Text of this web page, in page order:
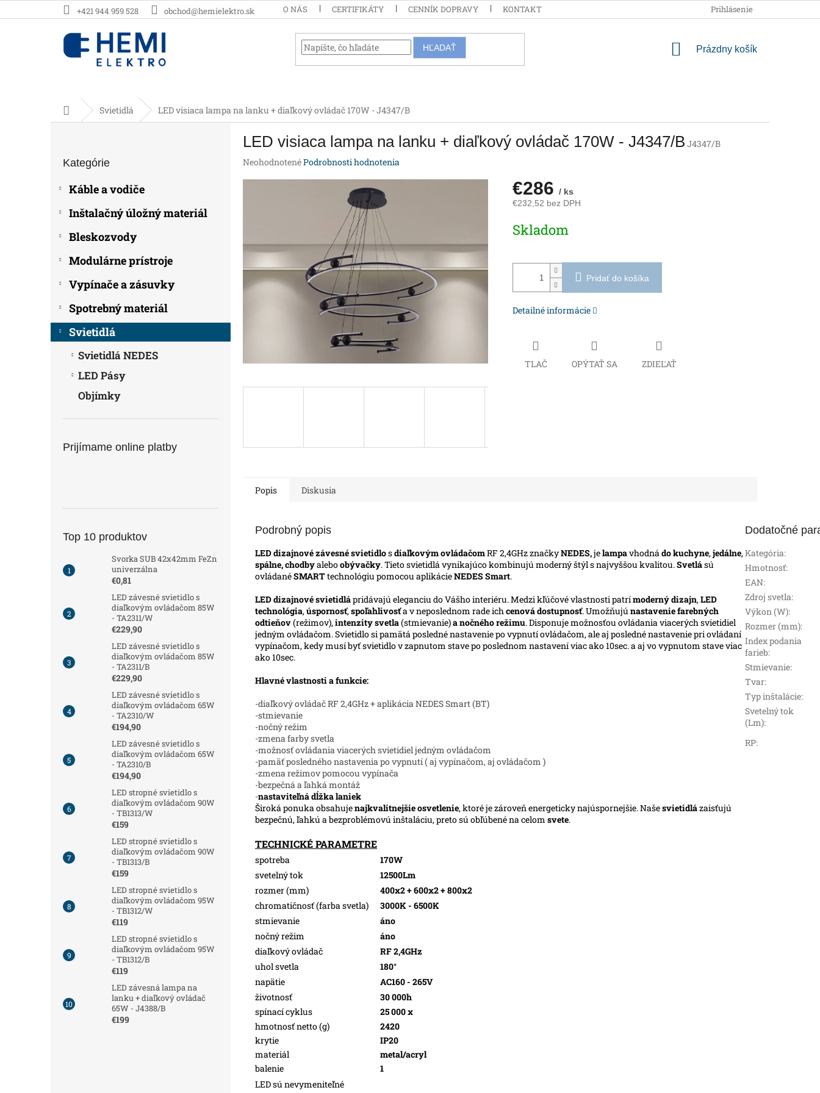
na
+421 944 959 528 obchod@hemielektro.sk O NÁS CERTIFIKÁTY CENNÍK DOPRAVY KONTAKT PODMIENKY OCHRANY
Prihlásenie
HĽADAŤ
NÁKUPNÝ
Prázdny košík
DomovSvietidlá LED visiaca lampa na lanku + diaľkový ovládač 170W - J4347/B
kategórie
Kategórie
Káble a vodiče
Inštalačný úložný materiál
Bleskozvody
Modulárne prístroje
Vypínače a zásuvky
Spotrebný materiál
Svietidlá
Svietidlá NEDES
LED Pásy
Objímky
Prijímame online platby
Top 10 produktov
Svorka SUB 42x42mm FeZn
univerzálna
€0,81
LED závesné svietidlo s
diaľkovým ovládačom 85W
- TA2311/W
€229,90
LED závesné svietidlo s
diaľkovým ovládačom 85W
- TA2311/B
€229,90
LED závesné svietidlo s
diaľkovým ovládačom 65W
- TA2310/W
€194,90
LED závesné svietidlo s
diaľkovým ovládačom 65W
- TA2310/B
€194,90
LED stropné svietidlo s
diaľkovým ovládačom 90W
- TB1313/W
€159
LED stropné svietidlo s
diaľkovým ovládačom 90W
- TB1313/B
€159
LED stropné svietidlo s
diaľkovým ovládačom 95W
- TB1312/W
€119
LED stropné svietidlo s
diaľkovým ovládačom 95W
- TB1312/B
€119
LED závesná lampa na
lanku + diaľkový ovládač
65W - J4388/B
€199
LED visiaca lampa na lanku + diaľkový ovládač 170W - J4347/B J4347/B
Priemerné
hviezdičiek.
NeohodnotenéPodrobnosti hodnotenia
€286 / ks
€232,52 bez DPH
cena:
Skladom
Pridať do košíka
Detailné informácie
TLAČ OPÝTAŤ SA ZDIEĽAŤ
Popis Diskusia
Podrobný popis
LED dizajnové závesné svietidlosdiaľkovým ovládačomRF 2,4GHz značkyNEDES,jelampavhodná do kuchyne, jedálne,
spálne, chodbyaleboobývačky. Tieto svietidlá vynikajúco kombinujú moderný štýl s najvyššou kvalitou.Svetlású
ovládanéSMARTtechnológiu pomocou aplikácieNEDES Smart.
LEDdizajnové svietidlápridávajú eleganciu do Vášho interiéru. Medzi kľúčové vlastnosti patrímoderný dizajn, LED
technológia, úspornosť, spoľahlivosťa v neposlednom rade ich cenová dostupnosť. Umožňujú nastavenie farebných
odtieňov(režimov), intenzity svetla(stmievanie)a nočného režimu. Disponuje možnosťou ovládania viacerých svietidiel
jedným ovládačom. Svietidlo si pamätá posledné nastavenie po vypnutí ovládačom, ale aj posledné nastavenie pri ovládaní
vypínačom, kedy musí byť svietidlo v zapnutom stave po poslednom nastavení viac ako 10sec. a aj vo vypnutom stave viac
ako 10sec.
Hlavné vlastnosti a funkcie:
-diaľkový ovládač RF 2,4GHz + aplikácia NEDES Smart (BT)
-stmievanie
-nočný režim
-zmena farby svetla
-možnosť ovládania viacerých svietidiel jedným ovládačom
-pamäť posledného nastavenia po vypnutí ( aj vypínačom, aj ovládačom )
-zmena režimov pomocou vypínača
-bezpečná a ľahká montáž
-nastaviteľná dĺžka laniek
Široká ponuka obsahujenajkvalitnejšie osvetlenie, ktoré je zároveň energeticky najúspornejšie. Našesvietidlázaisťujú
bezpečnú, ľahkú a bezproblémovú inštaláciu, preto sú obľúbené na celom svete.
TECHNICKÉ PARAMETRE
spotreba
170W
svetelný tok
12500Lm
rozmer (mm)
400x2 + 600x2 + 800x2
chromatičnosť (farba svetla)
3000K - 6500K
stmievanie
áno
nočný režim
áno
diaľkový ovládač
RF 2,4GHz
uhol svetla
180°
napätie
AC160 - 265V
životnosť
30 000h
spínací cyklus
25 000 x
hmotnosť netto (g)
2420
krytie
IP20
materiál
metal/acryl
balenie
1
LED sú nevymeniteľné
Dodatočné
Kategória:
Hmotnosť:
EAN:
Zdroj svetla:
Výkon (W):
Rozmer (mm):
Index podania
farieb:
Stmievanie:
Tvar:
Typ inštalácie:
Svetelný tok
(Lm):
RP: